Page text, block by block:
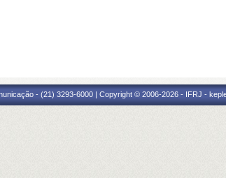
- (21) 3293-6000 | Copyright © 2006-2026 - IFRJ -